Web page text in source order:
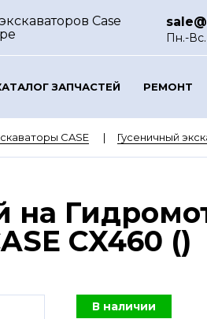
Case
Пн.-
ЗАПЧАСТЕЙ РЕМОНТ
CASE Гусеничный
на
CX460 ()
В наличии